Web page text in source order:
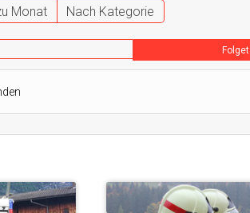
Monat Nach Kategorie